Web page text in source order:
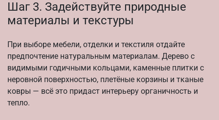
Шаг 3. Задействуйте природные
материалы и текстуры
При выборе мебели, отделки и текстиля отдайте
предпочтение натуральным материалам. Дерево с
видимыми годичными кольцами, каменные плитки с
неровной поверхностью, плетёные корзины и тканые
ковры — всё это придаст интерьеру органичность и
тепло.